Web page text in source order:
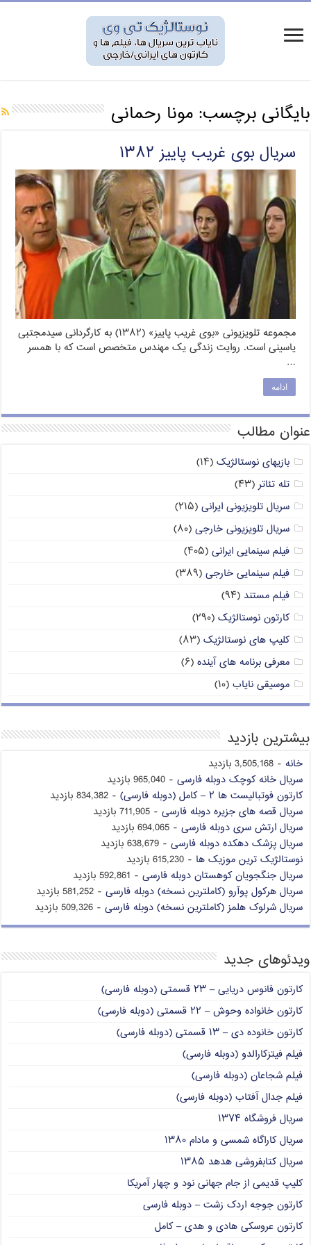
بایگانی برچسب:مونا رحمانی
سریال بوی غریب پاییز ۱۳۸۲
مجموعه تلویزیونی «بوی غریب پاییز» (۱۳۸۲) به کارگردانی سیدمجتبی
یاسینی است. روایت زندگی یک مهندس متخصص است که با همسر
…
ادامه
عنوان مطالب
بازیهای نوستالژیک (۱۴)
تله تئاتر (۴۳)
سریال تلویزیونی ایرانی (۲۱۵)
سریال تلویزیونی خارجی (۸۰)
فیلم سینمایی ایرانی (۴۰۵)
فیلم سینمایی خارجی (۳۸۹)
فیلم مستند (۹۴)
کارتون نوستالژیک (۲۹۰)
کلیپ های نوستالژیک (۸۳)
معرفی برنامه های آینده (۶)
موسیقی نایاب (۱۰)
بیشترین بازدید
خانه - 3,505,168 بازدید
سریال خانه کوچک دوبله فارسی - 965,040 بازدید
کارتون فوتبالیست ها ۲ – کامل (دوبله فارسی)
- 834,382 بازدید
سریال قصه های جزیره دوبله فارسی - 711,905 بازدید
سریال ارتش سری دوبله فارسی - 694,065 بازدید
سریال پزشک دهکده دوبله فارسی - 638,679 بازدید
نوستالژیک ترین موزیک ها - 615,230 بازدید
سریال جنگجویان کوهستان دوبله فارسی - 592,861 بازدید
سریال هرکول پوآرو (کاملترین نسخه) دوبله فارسی - 581,252 بازدید
سریال شرلوک هلمز (کاملترین نسخه) دوبله فارسی - 509,326 بازدید
ویدئوهای جدید
کارتون فانوس دریایی – ۲۳ قسمتی (دوبله فارسی)
کارتون خانواده وحوش – ۲۲ قسمتی (دوبله فارسی)
کارتون خانوده دی – ۱۳ قسمتی (دوبله فارسی)
فیلم فیتزکارالدو (دوبله فارسی)
فیلم شجاعان (دوبله فارسی)
فیلم جدال آفتاب (دوبله فارسی)
سریال فروشگاه ۱۳۷۴
سریال کاراگاه شمسی و مادام ۱۳۸۰
سریال کتابفروشی هدهد ۱۳۸۵
کلیپ قدیمی از جام جهانی نود و چهار آمریکا
کارتون جوجه اردک زشت – دوبله فارسی
کارتون عروسکی هادی و هدی – کامل